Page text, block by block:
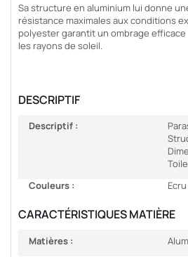
Sa structure en aluminium lui donne
résistance maximales aux conditions
polyester garantit un ombrage
les rayons de soleil.
DESCRIPTIF
Descriptif :
Couleurs :
Ecru
CARACTÉRISTIQUES MATIÈRE
Matières :